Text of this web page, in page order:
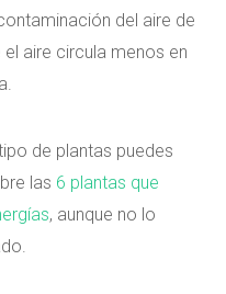
del aire de
aire circula menos en
de plantas puedes
las 6 plantas que
, aunque no lo